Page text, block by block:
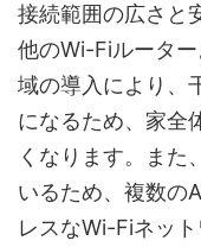
接続範囲の広さと
他のWi-Fiルータ
域の導入により、
になるため、家全
くなります。また
いるため、複数の
レスなWi-Fiネット